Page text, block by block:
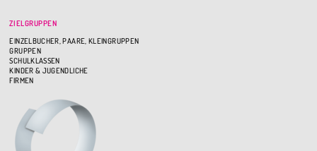
ZIELGRUPPEN
EINZELBUCHER, PAARE, KLEINGRUPPEN
GRUPPEN
SCHULKLASSEN
KINDER & JUGENDLICHE
FIRMEN